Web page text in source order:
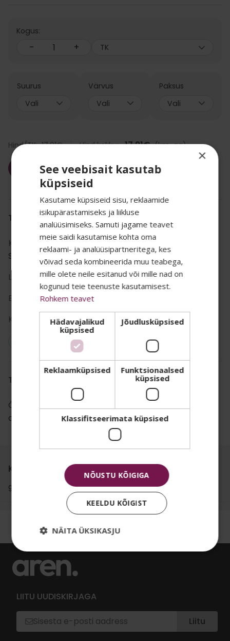
Kogus:
- + TK
Suurus
Vali
Värvus
Vali
Paksus
Vali
Hind/TK: 17.91€ Hind kokku: 17.91€ (km-ga)
Lisa korvi
TOOTE INFO
Kategooria: Sukad ja pesu,
Sukkpüksid,Sukkpüksid 20-40 den
Liik:
sukkpüksid
Bränd:
Philippe Matignon
Kastis:
TOOTE KIRJELDUS
Õhukesed sukkpüksid õmblusteta püksiosaga ja
anatoomilise vöökohaga, tagades täiusliku istuvuse
Koostis
91% polüamiidi, 11% elastaani.
LIITU UUDISKIRJAGA
Liitu
×
See veebisait kasutab
küpsiseid
Kasutame küpsiseid sisu, reklaamide
isikupärastamiseks ja liikluse
analüüsimiseks. Samuti jagame teavet
meie saidi kasutamise kohta oma
reklaami- ja analüüsipartneritega, kes
võivad seda kombineerida muu teabega,
mille olete neile esitanud või mille nad on
kogunud teie teenuste kasutamisest.
Rohkem teavet
Hädavajalikud
küpsised
Jõudlusküpsised
Reklaamküpsised
Funktsionaalsed
küpsised
Klassifitseerimata küpsised
NÕUSTU KÕIGIGA
KEELDU KÕIGIST
NÄITA ÜKSIKASJU
SALADUST TAHAD
TEADA? 👀
Oma uudiskirjas jagame kõige
eksklusiivsemaid eripakkumisi, parimaid
soodustusi ja infot uudistoodete kohta.
Liitu meie listiga ja kõik see jõuab Sinu